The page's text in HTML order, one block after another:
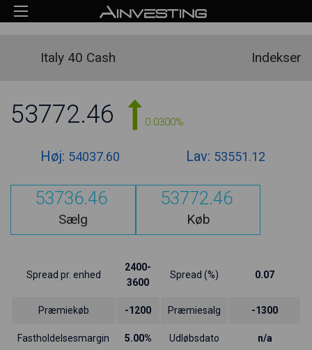
Italy 40 Cash Indekser
53772.46 0.0300%
Høj: 54037.60 Lav: 53551.12
53736.46
Sælg
53772.46
Køb
Spread pr. enhed
2400-
3600
Spread (%) 0.07
Præmiekøb -1200 Præmiesalg -1300
Fastholdelsesmargin 5.00% Udløbsdato n/a